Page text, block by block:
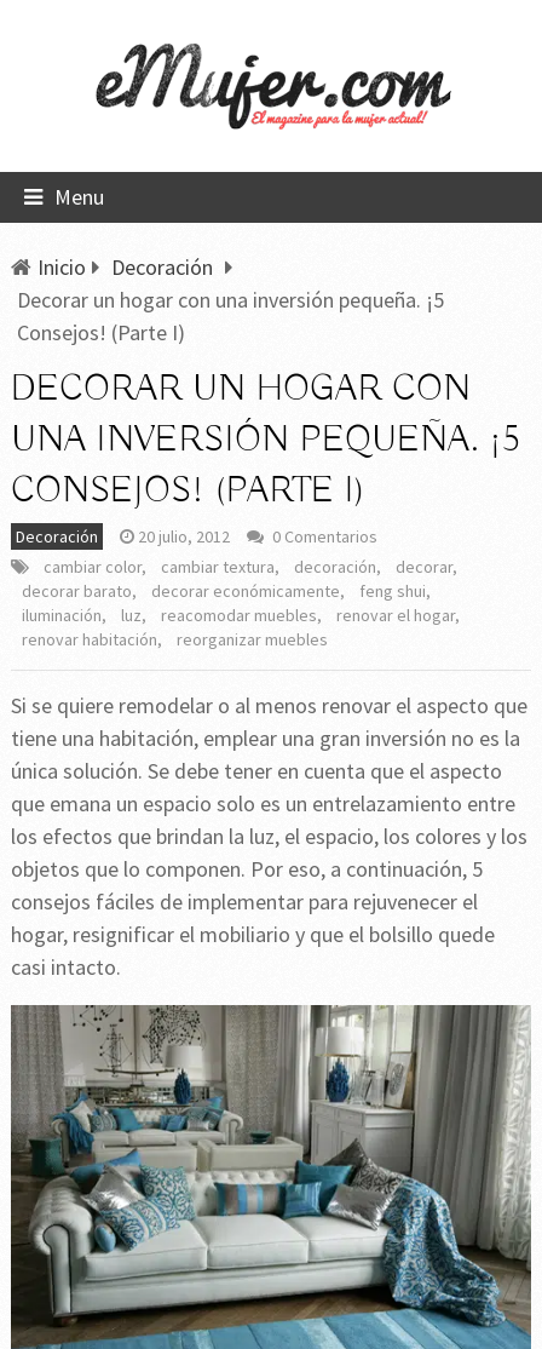
Menu
Inicio
Decoración
Decorar un hogar con una inversión pequeña. ¡5
Consejos! (Parte I)
DECORAR UN HOGAR CON
UNA INVERSIÓN PEQUEÑA. ¡5
CONSEJOS! (PARTE I)
Decoración 20 julio, 2012
0 Comentarios
cambiar color, cambiar textura, decoración, decorar,
decorar barato, decorar económicamente, feng shui,
iluminación, luz, reacomodar muebles, renovar el hogar,
renovar habitación, reorganizar muebles
Si se quiere remodelar o al menos renovar el aspecto que
tiene una habitación, emplear una gran inversión no es la
única solución. Se debe tener en cuenta que el aspecto
que emana un espacio solo es un entrelazamiento entre
los efectos que brindan la luz, el espacio, los colores y los
objetos que lo componen. Por eso, a continuación, 5
consejos fáciles de implementar para rejuvenecer el
hogar, resignificar el mobiliario y que el bolsillo quede
casi intacto.